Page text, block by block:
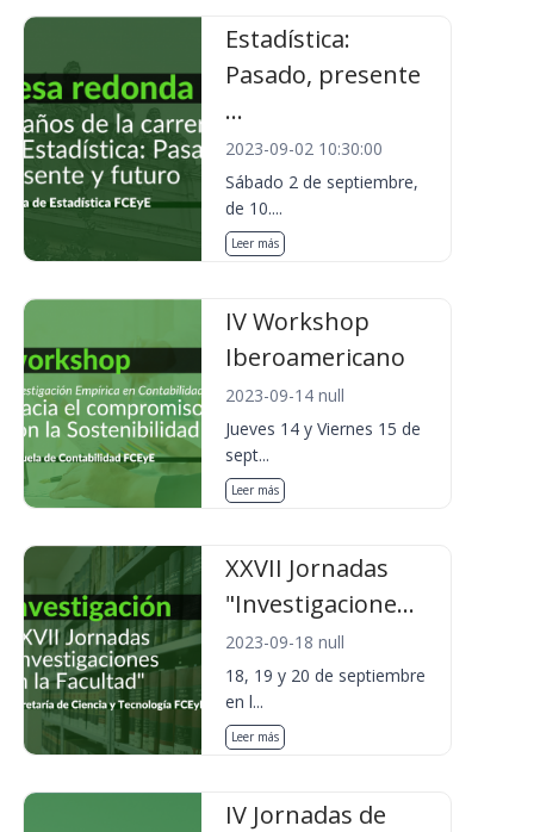
Estadística:
Pasado, presente
...
2023-09-02 10:30:00
Sábado 2 de septiembre,
de 10....
Leer más
IV Workshop
Iberoamericano
2023-09-14 null
Jueves 14 y Viernes 15 de
sept...
Leer más
XXVII Jornadas
"Investigacione...
2023-09-18 null
18, 19 y 20 de septiembre
en l...
Leer más
IV Jornadas de